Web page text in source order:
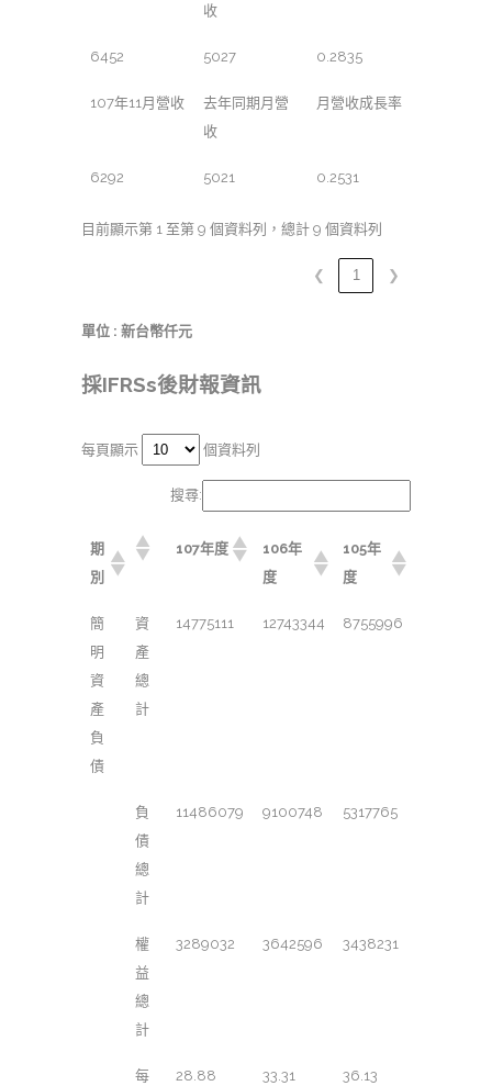
收
6452 5027 0.2835
107年11月營收
去年同期月營
收
月營收成長率
6292 5021 0.2531
目前顯示第 1 至第 9 個資料列，總計 9 個資料列
❮ 1 ❯
單位 : 新台幣仟元
採IFRSs後財報資訊
每頁顯示 個資料列
搜尋:
期
別
107年度
106年
度
105年
度
簡
明
資
產
負
債
資
產
總
計
14775111 12743344 8755996
負
債
總
計
11486079 9100748 5317765
權
益
總
計
3289032 3642596 3438231
每 28.88 33.31 36.13